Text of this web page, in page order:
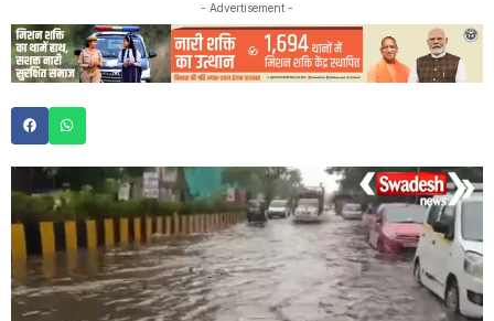
- Advertisement -